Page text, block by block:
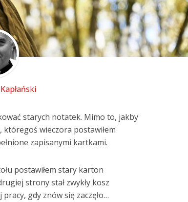
starych notatek. Mimo to, jakby
wieczora postawiłem
zapisanymi kartkami.
postawiłem stary karton
strony stał zwykły kosz
gdy znów się zaczęło…